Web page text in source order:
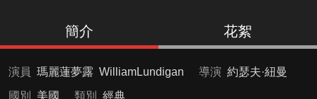
簡介 花絮
演員 瑪麗蓮夢露 WilliamLundigan 導演 約瑟夫·紐曼
國別
美國 類別 經典